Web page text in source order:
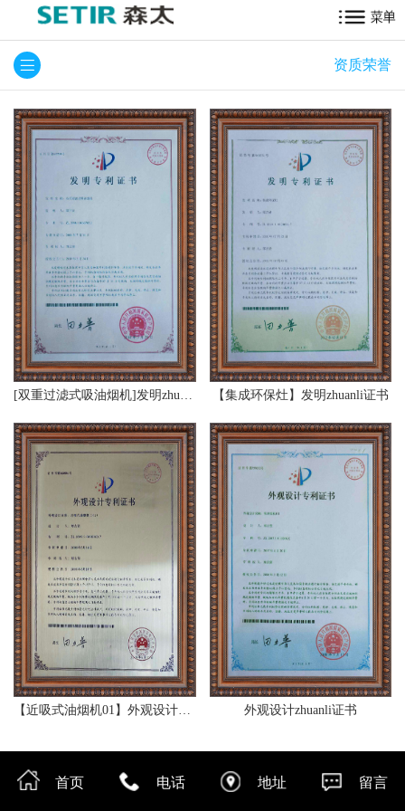
资质荣誉
[双重过滤式吸油烟机]发明zhuanli证书 【集成环保灶】发明zhuanli证书
外观设计zhuanli证书
首页 电话 地址 留言